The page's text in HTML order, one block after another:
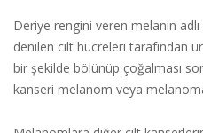
Deriye rengini veren melanin
denilen cilt hücreleri tarafından
bir şekilde bölünüp çoğalması
kanseri melanom veya